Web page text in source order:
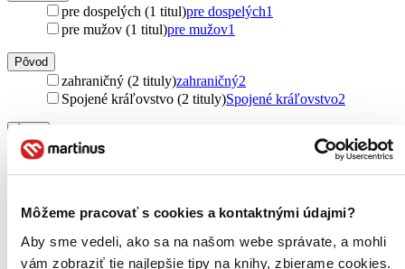
Môžeme pracovať s cookies a kontaktnými údajmi?
Aby sme vedeli, ako sa na našom webe správate, a mohli
vám zobraziť tie najlepšie tipy na knihy, zbierame cookies.
pre dospelých (1 titul)pre dospelých1
pre mužov (1 titul)pre mužov1
Pôvod
zahraničný (2 tituly)zahraničný2
Spojené kráľovstvo (2 tituly)Spojené kráľovstvo2
poviedky (1 titul)
Vydavateľstvo
Vyšehrad (1 titul)